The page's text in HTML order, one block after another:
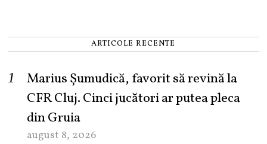
ARTICOLE RECENTE
Marius Șumudică, favorit să revină la
CFR Cluj. Cinci jucători ar putea pleca
din Gruia
august 8, 2026